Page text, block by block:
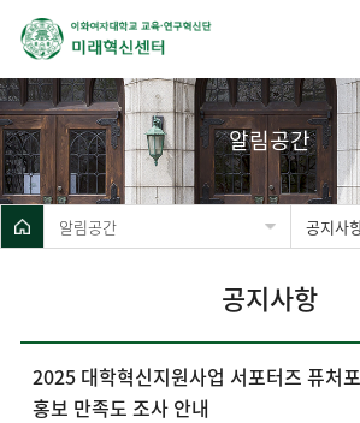
알림공간
알림공간 공지사
공지사항
2025 대학혁신지원사업 서포터즈 퓨처
홍보 만족도 조사 안내